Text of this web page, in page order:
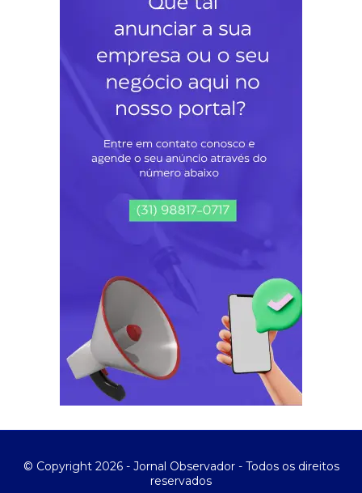
© Copyright 2026 - Jornal Observador - Todos os direitos
reservados